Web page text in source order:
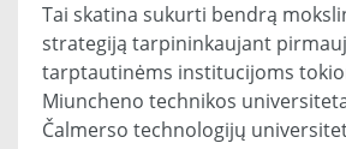
Tai skatina sukurti bendrą
strategiją tarpininkaujant
tarptautinėms institucijoms
Miuncheno technikos
Čalmerso technologijų